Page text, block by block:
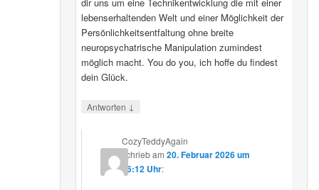
lebenserhaltenden Welt und einer Möglichkeit der
Persönlichkeitsentfaltung ohne breite
neuropsychatrische Manipulation zumindest
möglich macht. You do you, ich hoffe du findest
dein Glück.
Antworten ↓
CozyTeddyAgain
schriebam20. Februar 2026 um
16:12 Uhr: